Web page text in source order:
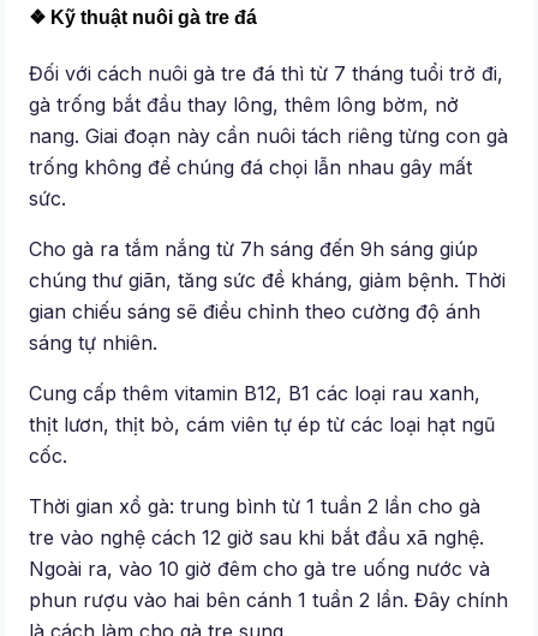
❖ Kỹ thuật nuôi gà tre đá
Đối với cách nuôi gà tre đá thì từ 7 tháng tuổi trở đi,
gà trống bắt đầu thay lông, thêm lông bờm, nở
nang. Giai đoạn này cần nuôi tách riêng từng con gà
trống không để chúng đá chọi lẫn nhau gây mất
sức.
Cho gà ra tắm nắng từ 7h sáng đến 9h sáng giúp
chúng thư giãn, tăng sức đề kháng, giảm bệnh. Thời
gian chiếu sáng sẽ điều chỉnh theo cường độ ánh
sáng tự nhiên.
Cung cấp thêm vitamin B12, B1 các loại rau xanh,
thịt lươn, thịt bò, cám viên tự ép từ các loại hạt ngũ
cốc.
Thời gian xổ gà: trung bình từ 1 tuần 2 lần cho gà
tre vào nghệ cách 12 giờ sau khi bắt đầu xã nghệ.
Ngoài ra, vào 10 giờ đêm cho gà tre uống nước và
phun rượu vào hai bên cánh 1 tuần 2 lần. Đây chính